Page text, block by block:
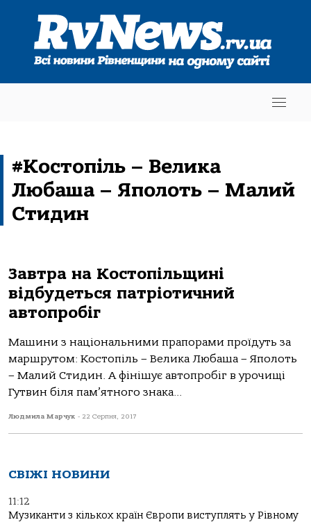
#Костопіль – Велика
Любаша – Яполоть – Малий
Стидин
Завтра на Костопільщині
відбудеться патріотичний
автопробіг
Машини з національними прапорами проїдуть за
маршрутом: Костопіль – Велика Любаша – Яполоть
– Малий Стидин. А фінішує автопробіг в урочищі
Гутвин біля пам’ятного знака...
Людмила Марчук - 22 Серпня, 2017
СВІЖІ НОВИНИ
11:12
Музиканти з кількох країн Європи виступлять у Рівному